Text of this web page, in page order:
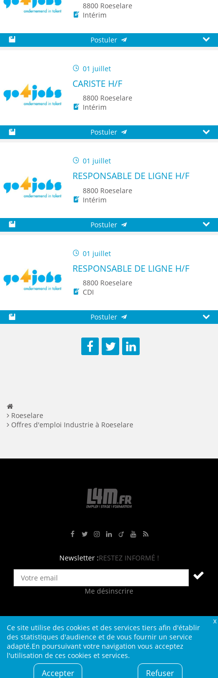
Ce site utilise des cookies et des services tiers afin d'établir
des statistiques d'audience et de vous fournir un service
adapté.En poursuivant votre navigation vous acceptez
l'utilisation de ces cookies et services.
Accepter Refuser
8800 Roeselare
Intérim
Postuler
01 juillet
CARISTE H/F
8800 Roeselare
Intérim
Postuler
01 juillet
RESPONSABLE DE LIGNE H/F
8800 Roeselare
Intérim
Postuler
01 juillet
RESPONSABLE DE LIGNE H/F
8800 Roeselare
CDI
Postuler
Roeselare
Offres d'emploi Industrie à Roeselare
Newsletter :RESTEZ INFORMÉ !
Me désinscrire
Contact Plan du site Qui sommes-nous ?
Liens
Charte L4M
Conditions Générales
Cookies et confidentialité
Informations légales